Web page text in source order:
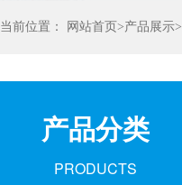
当前位置： 网站首页>产品展示>
产品分类
PRODUCTS